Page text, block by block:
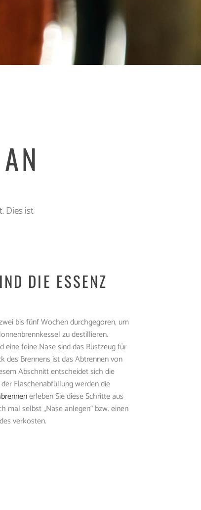
Dies ist
DIE ESSENZ
bis fünf Wochen durchgegoren, um
zu destillieren.
eine feine Nase sind das Rüstzeug für
des Brennens ist das Abtrennen von
Abschnitt entscheidet sich die
Flaschenabfüllung werden die
erleben Sie diese Schritte aus
mal selbst „Nase anlegen“ bzw. einen
verkosten.